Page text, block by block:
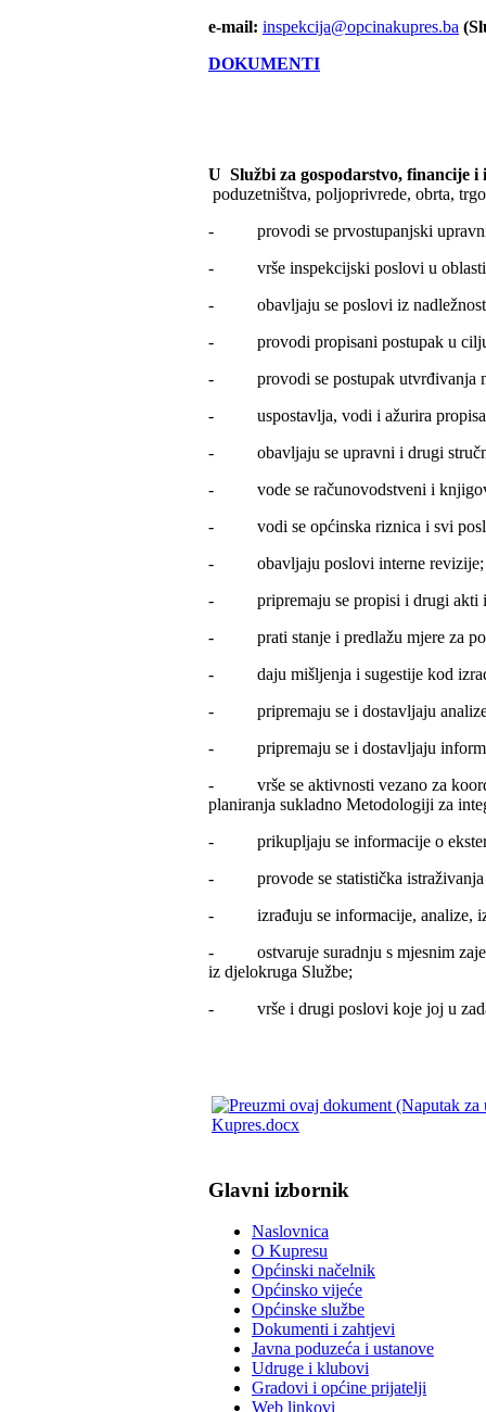
e-mail: inspekcija@opcinakupres.ba
DOKUMENTI
U Službi za gospodarstvo, financije i
poduzetništva, poljoprivrede, obrta,
- provodi se prvostupanjski upravni
- vrše inspekcijski poslovi u oblasti
- obavljaju se poslovi iz nadležnosti
- provodi propisani postupak u cilju
- provodi se postupak utvrđivanja
- uspostavlja, vodi i ažurira propisana
- obavljaju se upravni i drugi stručni
- vode se računovodstveni i
- vodi se općinska riznica i svi
- obavljaju poslovi interne revizije;
- pripremaju se propisi i drugi akti iz
- prati stanje i predlažu mjere za
- daju mišljenja i sugestije kod izrade
- pripremaju se i dostavljaju analize
- pripremaju se i dostavljaju
- vrše se aktivnosti vezano za
planiranja sukladno Metodologiji za
- prikupljaju se informacije o
- provode se statistička istraživanja u
- izrađuju se informacije, analize,
- ostvaruje suradnju s mjesnim
iz djelokruga Službe;
- vrše i drugi poslovi koje joj u
Kupres.docx
Glavni izbornik
Naslovnica
O Kupresu
Općinski načelnik
Općinsko vijeće
Općinske službe
Dokumenti i zahtjevi
Javna poduzeća i ustanove
Udruge i klubovi
Gradovi i općine prijatelji
Web linkovi